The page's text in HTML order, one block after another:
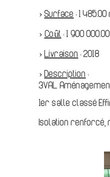
›Surface : 1 485.00
› Coût : 1 900
› Livraison :2018
› Description :
3VAL
1er salle classé
Isolation renforcé,